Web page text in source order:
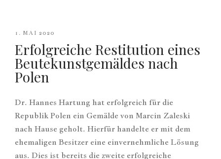
1. MAI 2020
Erfolgreiche Restitution eines
Beutekunstgemäldes nach
Polen
Dr. Hannes Hartung hat erfolgreich für die
Republik Polen ein Gemälde von Marcin Zaleski
nach Hause geholt. Hierfür handelte er mit dem
ehemaligen Besitzer eine einvernehmliche Lösung
aus. Dies ist bereits die zweite erfolgreiche